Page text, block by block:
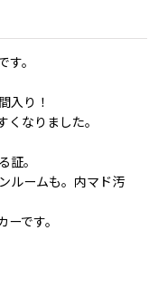
す。
入り！
くなりました。
証。
ルームも。内マド汚
です。